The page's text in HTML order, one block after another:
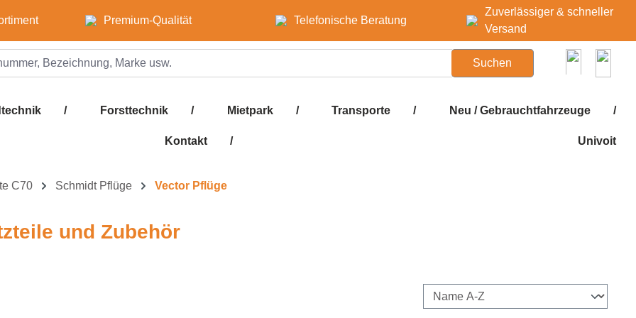
Premium-Qualität Telefonische Beratung
Zuverlässiger & schneller
Versand
Suchen
/ Forsttechnik / Mietpark / Transporte / Neu / Gebrauchtfahrzeuge /
Kontakt / Univoit
C70 Schmidt Pflüge Vector Pflüge
und Zubehör